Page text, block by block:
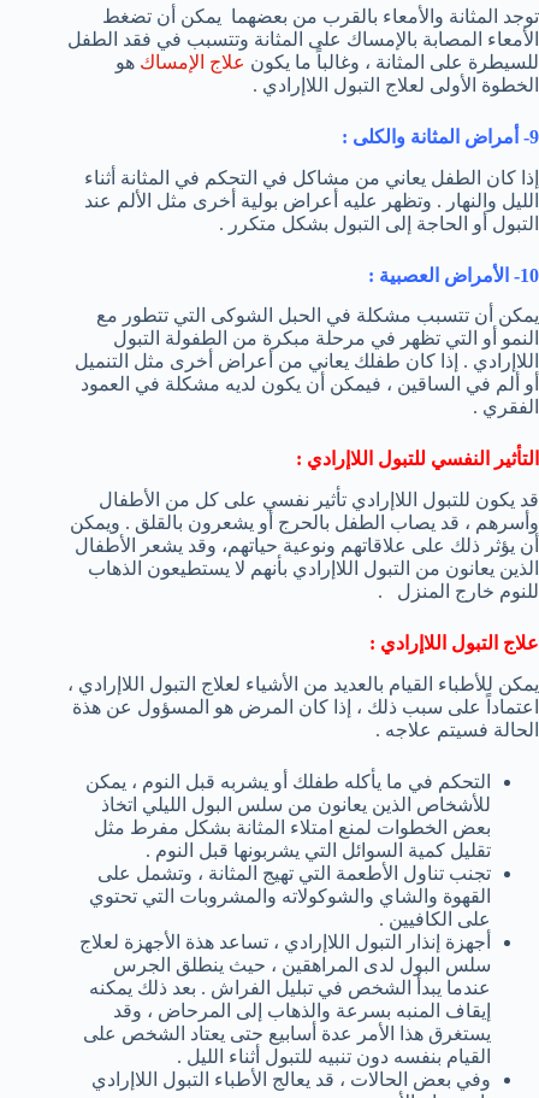
توجد المثانة والأمعاء بالقرب من بعضهما يمكن أن تضغط
الأمعاء المصابة بالإمساك على المثانة وتتسبب في فقد الطفل
للسيطرة على المثانة ، وغالباً ما يكون علاج الإمساك هو
الخطوة الأولى لعلاج التبول اللاإرادي .
9- أمراض المثانة والكلى :
إذا كان الطفل يعاني من مشاكل في التحكم في المثانة أثناء
الليل والنهار . وتظهر عليه أعراض بولية أخرى مثل الألم عند
التبول أو الحاجة إلى التبول بشكل متكرر .
10- الأمراض العصبية :
يمكن أن تتسبب مشكلة في الحبل الشوكى التي تتطور مع
النمو أو التي تظهر في مرحلة مبكرة من الطفولة التبول
اللاإرادي . إذا كان طفلك يعاني من أعراض أخرى مثل التنميل
أو ألم في الساقين ، فيمكن أن يكون لديه مشكلة في العمود
الفقري .
التأثير النفسي للتبول اللاإرادي :
قد يكون للتبول اللاإرادي تأثير نفسي على كل من الأطفال
وأسرهم ، قد يصاب الطفل بالحرج أو يشعرون بالقلق . ويمكن
أن يؤثر ذلك على علاقاتهم ونوعية حياتهم، وقد يشعر الأطفال
الذين يعانون من التبول اللاإرادي بأنهم لا يستطيعون الذهاب
للنوم خارج المنزل .
علاج التبول اللاإرادي :
يمكن للأطباء القيام بالعديد من الأشياء لعلاج التبول اللاإرادي ،
اعتماداً على سبب ذلك ، إذا كان المرض هو المسؤول عن هذة
الحالة فسيتم علاجه .
التحكم في ما يأكله طفلك أو يشربه قبل النوم ، يمكن
للأشخاص الذين يعانون من سلس البول الليلي اتخاذ
بعض الخطوات لمنع امتلاء المثانة بشكل مفرط مثل
تقليل كمية السوائل التي يشربونها قبل النوم .
تجنب تناول الأطعمة التي تهيج المثانة ، وتشمل على
القهوة والشاي والشوكولاته والمشروبات التي تحتوي
على الكافيين .
أجهزة إنذار التبول اللاإرادي ، تساعد هذة الأجهزة لعلاج
سلس البول لدى المراهقين ، حيث ينطلق الجرس
عندما يبدأ الشخص في تبليل الفراش . بعد ذلك يمكنه
إيقاف المنبه بسرعة والذهاب إلى المرحاض ، وقد
يستغرق هذا الأمر عدة أسابيع حتى يعتاد الشخص على
القيام بنفسه دون تنبيه للتبول أثناء الليل .
وفي بعض الحالات ، قد يعالج الأطباء التبول اللاإرادي